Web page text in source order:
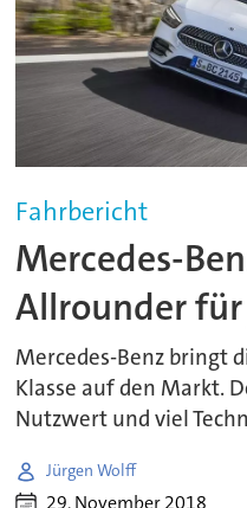
Fahrbericht
Mercedes-
Allrounder
Mercedes-Benz bringt
Klasse auf den Markt.
Nutzwert und viel
Jürgen Wolff